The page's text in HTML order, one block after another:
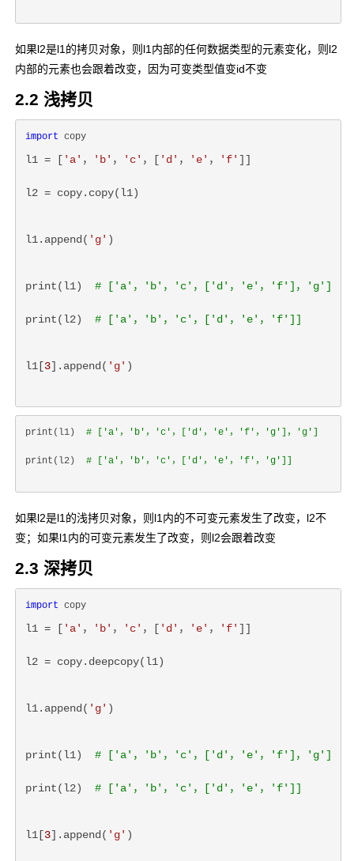
如果l2是l1的拷贝对象，则l1内部的任何数据类型的元素变化，则l2
内部的元素也会跟着改变，因为可变类型值变id不变
2.2 浅拷贝
import
l1 = [ 'a' ， 'b' ， 'c' ，[ 'd' ， 'e' ， 'f' ]]
l2 = copy.copy(l1)
l1.append( 'g' )
print(l1) # ['a'，'b'，'c'，['d'，'e'，'f']，'g']
print(l2) # ['a'，'b'，'c'，['d'，'e'，'f']]
l1[3].append( 'g' )
print(l1) # ['a'，'b'，'c'，['d'，'e'，'f'，'g']，'g']
print(l2) # ['a'，'b'，'c'，['d'，'e'，'f'，'g']]
如果l2是l1的浅拷贝对象，则l1内的不可变元素发生了改变，l2不
变；如果l1内的可变元素发生了改变，则l2会跟着改变
2.3 深拷贝
import
l1 = [ 'a' ， 'b' ， 'c' ，[ 'd' ， 'e' ， 'f' ]]
l2 = copy.deepcopy(l1)
l1.append( 'g' )
print(l1) # ['a'，'b'，'c'，['d'，'e'，'f']，'g']
print(l2) # ['a'，'b'，'c'，['d'，'e'，'f']]
l1[3].append( 'g' )